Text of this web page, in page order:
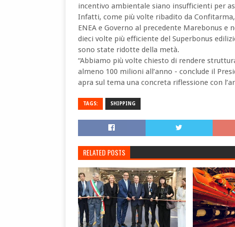
incentivo ambientale siano insufficienti per
Infatti, come più volte ribadito da
ENEA e Governo al precedente Marebonus
dieci volte più efficiente del Superbonus
sono state ridotte della metà.
“Abbiamo più volte chiesto di rendere
almeno 100 milioni all’anno - conclude il
apra sul tema una concreta riflessione con
TAGS: SHIPPING
RELATED POSTS